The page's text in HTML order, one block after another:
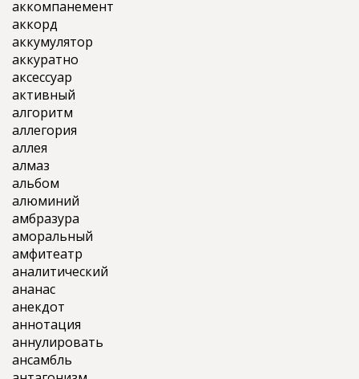
аккомпанемент
аккорд
аккумулятор
аккуратно
аксессуар
активный
алгоритм
аллегория
аллея
алмаз
альбом
алюминий
амбразура
аморальный
амфитеатр
аналитический
ананас
анекдот
аннотация
аннулировать
ансамбль